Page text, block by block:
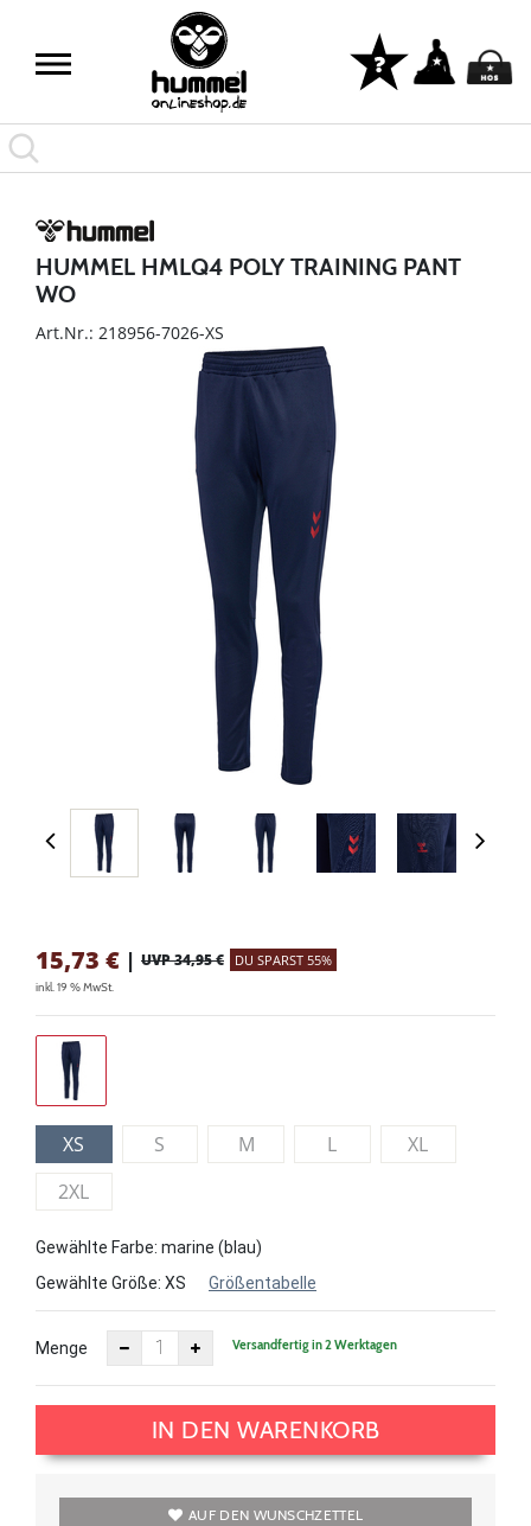
HUMMEL HMLQ4 POLY TRAINING PANT
WO
Art.Nr.: 218956-7026-XS
15,73 € | UVP 34,95 € DU SPARST 55%
inkl. 19 % MwSt.
XS S M L
XL
2XL
Gewählte Farbe: marine (blau)
Gewählte Größe: XS Größentabelle
Menge Versandfertig in 2 Werktagen
IN DEN WARENKORB
AUF DEN WUNSCHZETTEL